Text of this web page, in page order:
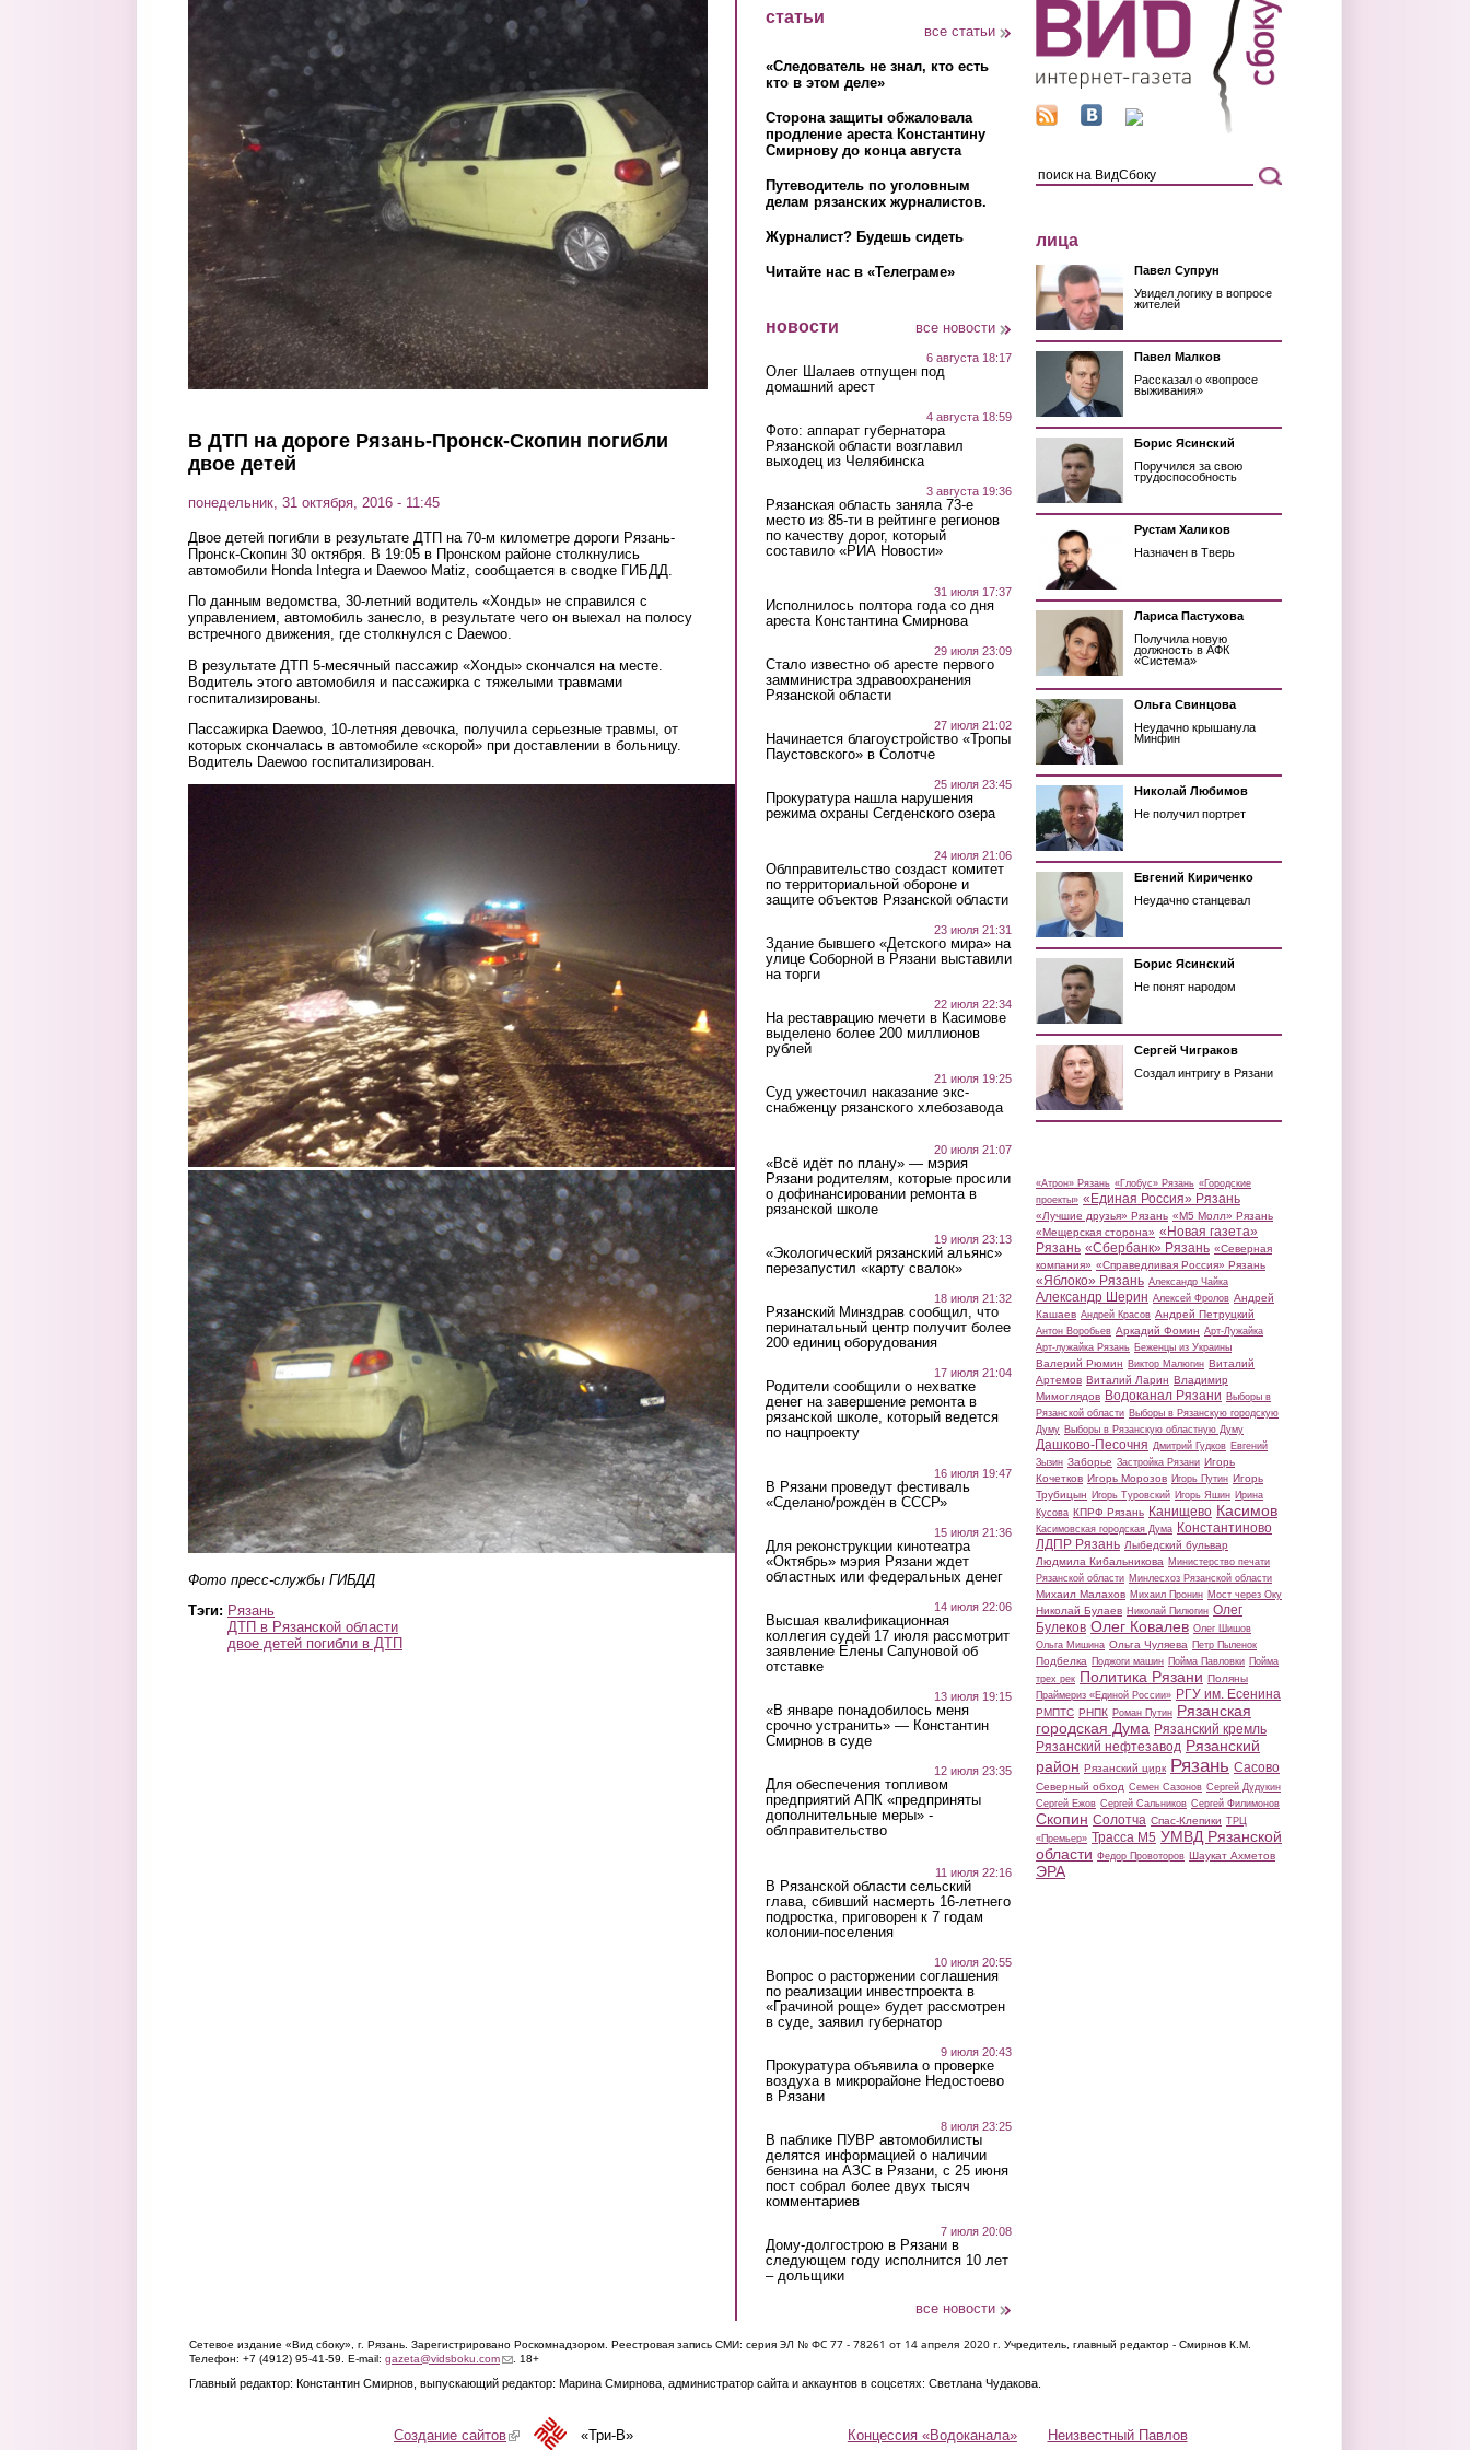
Перейти к основному содержанию
В ДТП на дороге Рязань-Пронск-Скопин погибли
двое детей
понедельник, 31 октября, 2016 - 11:45
Двое детей погибли в результате ДТП на 70-м километре дороги Рязань-
Пронск-Скопин 30 октября. В 19:05 в Пронском районе столкнулись
автомобили Honda Integra и Daewoo Matiz, сообщается в сводке ГИБДД.
По данным ведомства, 30-летний водитель «Хонды» не справился с
управлением, автомобиль занесло, в результате чего он выехал на полосу
встречного движения, где столкнулся с Daewoo.
В результате ДТП 5-месячный пассажир «Хонды» скончался на месте.
Водитель этого автомобиля и пассажирка с тяжелыми травмами
госпитализированы.
Пассажирка Daewoo, 10-летняя девочка, получила серьезные травмы, от
которых скончалась в автомобиле «скорой» при доставлении в больницу.
Водитель Daewoo госпитализирован.
2.jpg
Фото пресс-службы ГИБДД
Тэги: Рязань
ДТП в Рязанской области
двое детей погибли в ДТП
статьи
все статьи
«Следователь не знал, кто есть
кто в этом деле»
Сторона защиты обжаловала
продление ареста Константину
Смирнову до конца августа
Путеводитель по уголовным
делам рязанских журналистов.
Журналист? Будешь сидеть
Читайте нас в «Телеграме»
новости все новости
6 августа 18:17
Олег Шалаев отпущен под
домашний арест
4 августа 18:59
Фото: аппарат губернатора
Рязанской области возглавил
выходец из Челябинска
3 августа 19:36
Рязанская область заняла 73-е
место из 85-ти в рейтинге регионов
по качеству дорог, который
составило «РИА Новости»
31 июля 17:37
Исполнилось полтора года со дня
ареста Константина Смирнова
29 июля 23:09
Стало известно об аресте первого
замминистра здравоохранения
Рязанской области
27 июля 21:02
Начинается благоустройство «Тропы
Паустовского» в Солотче
25 июля 23:45
Прокуратура нашла нарушения
режима охраны Сегденского озера
24 июля 21:06
Облправительство создаст комитет
по территориальной обороне и
защите объектов Рязанской области
23 июля 21:31
Здание бывшего «Детского мира» на
улице Соборной в Рязани выставили
на торги
22 июля 22:34
На реставрацию мечети в Касимове
выделено более 200 миллионов
рублей
21 июля 19:25
Суд ужесточил наказание экс-
снабженцу рязанского хлебозавода
20 июля 21:07
«Всё идёт по плану» — мэрия
Рязани родителям, которые просили
о дофинансировании ремонта в
рязанской школе
19 июля 23:13
«Экологический рязанский альянс»
перезапустил «карту свалок»
18 июля 21:32
Рязанский Минздрав сообщил, что
перинатальный центр получит более
200 единиц оборудования
17 июля 21:04
Родители сообщили о нехватке
денег на завершение ремонта в
рязанской школе, который ведется
по нацпроекту
16 июля 19:47
В Рязани проведут фестиваль
«Сделано/рождён в СССР»
15 июля 21:36
Для реконструкции кинотеатра
«Октябрь» мэрия Рязани ждет
областных или федеральных денег
14 июля 22:06
Высшая квалификационная
коллегия судей 17 июля рассмотрит
заявление Елены Сапуновой об
отставке
13 июля 19:15
«В январе понадобилось меня
срочно устранить» — Константин
Смирнов в суде
12 июля 23:35
Для обеспечения топливом
предприятий АПК «предприняты
дополнительные меры» -
облправительство
11 июля 22:16
В Рязанской области сельский
глава, сбивший насмерть 16-летнего
подростка, приговорен к 7 годам
колонии-поселения
10 июля 20:55
Вопрос о расторжении соглашения
по реализации инвестпроекта в
«Грачиной роще» будет рассмотрен
в суде, заявил губернатор
9 июля 20:43
Прокуратура объявила о проверке
воздуха в микрорайоне Недостоево
в Рязани
8 июля 23:25
В паблике ПУВР автомобилисты
делятся информацией о наличии
бензина на АЗС в Рязани, с 25 июня
пост собрал более двух тысяч
комментариев
7 июля 20:08
Дому-долгострою в Рязани в
следующем году исполнится 10 лет
– дольщики
все новости
лица
Павел Супрун
Увидел логику в вопросе
жителей
Павел Малков
Рассказал о «вопросе
выживания»
Борис Ясинский
Поручился за свою
трудоспособность
Рустам Халиков
Назначен в Тверь
Лариса Пастухова
Получила новую
должность в АФК
«Система»
Ольга Свинцова
Неудачно крышанула
Минфин
Николай Любимов
Не получил портрет
Евгений Кириченко
Неудачно станцевал
Борис Ясинский
Не понят народом
Сергей Чиграков
Создал интригу в Рязани
«Атрон» Рязань «Глобус» Рязань «Городские
проекты» «Единая Россия» Рязань
«Лучшие друзья» Рязань «М5 Молл» Рязань
«Мещерская сторона» «Новая газета»
Рязань «Сбербанк» Рязань «Северная
компания» «Справедливая Россия» Рязань
«Яблоко» Рязань Александр Чайка
Александр Шерин Алексей Фролов Андрей
Кашаев Андрей Красов Андрей Петруцкий
Антон Воробьев Аркадий Фомин Арт-Лужайка
Арт-лужайка Рязань Беженцы из Украины
Валерий Рюмин Виктор Малюгин Виталий
Артемов Виталий Ларин Владимир
Мимоглядов Водоканал Рязани Выборы в
Рязанской области Выборы в Рязанскую городскую
Думу Выборы в Рязанскую областную Думу
Дашково-Песочня Дмитрий Гудков Евгений
Зызин Заборье Застройка Рязани Игорь
Кочетков Игорь Морозов Игорь Путин Игорь
Трубицын Игорь Туровский Игорь Яшин Ирина
Кусова КПРФ Рязань Канищево Касимов
Касимовская городская Дума Константиново
ЛДПР Рязань Лыбедский бульвар
Людмила Кибальникова Министерство печати
Рязанской области Минлесхоз Рязанской области
Михаил Малахов Михаил Пронин Мост через Оку
Николай Булаев Николай Пилюгин Олег
Булеков Олег Ковалев Олег Шишов
Ольга Мишина Ольга Чуляева Петр Пыленок
Подбелка Поджоги машин Пойма Павловки Пойма
трех рек Политика Рязани Поляны
Праймериз «Единой России» РГУ им. Есенина
РМПТС РНПК Роман Путин Рязанская
городская Дума Рязанский кремль
Рязанский нефтезавод Рязанский
район Рязанский цирк Рязань Сасово
Северный обход Семен Сазонов Сергей Дудукин
Сергей Ежов Сергей Сальников Сергей Филимонов
Скопин Солотча Спас-Клепики ТРЦ
«Премьер» Трасса М5 УМВД Рязанской
области Федор Провоторов Шаукат Ахметов
ЭРА
Сетевое издание «Вид сбоку», г. Рязань. Зарегистрировано Роскомнадзором. Реестровая запись СМИ: серия ЭЛ № ФС 77 - 78261 от 14 апреля 2020 г. Учредитель, главный редактор - Смирнов К.М.
Телефон: +7 (4912) 95-41-59. E-mail: gazeta@vidsboku.com(link sends e-mail)
. 18+
Главный редактор: Константин Смирнов, выпускающий редактор: Марина Смирнова, администратор сайта и аккаунтов в соцсетях: Светлана Чудакова.
Концессия «Водоканала» Неизвестный Павлов
Создание сайтов(link is external)«Три-В»